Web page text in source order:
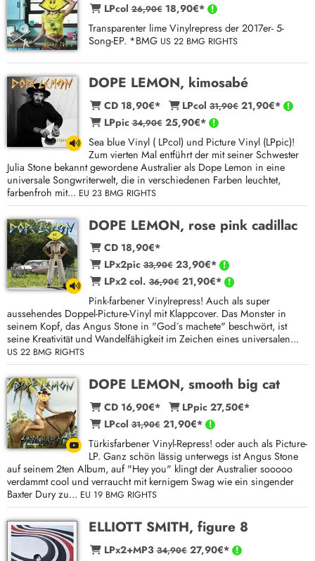
LPcol26,90€18,90€*
Transparenter lime Vinylrepress der 2017er- 5-
Song-EP. *BMG US 22 BMG RIGHTS
DOPE LEMON, kimosabé
CD 18,90€* LPcol 31,90€ 21,90€*
LPpic34,90€25,90€*
Sea blue Vinyl ( LPcol) und Picture Vinyl (LPpic)!
Zum vierten Mal entführt der mit seiner Schwester
Julia Stone bekannt gewordene Australier als Dope Lemon in eine
universale Songwriterwelt, die in verschiedenen Farben leuchtet,
farbenfroh mit... EU 23 BMG RIGHTS
DOPE LEMON, rose pink cadillac
CD 18,90€*
LPx2pic33,90€23,90€*
LPx2 col.36,90€21,90€*
Pink-farbener Vinylrepress! Auch als super
aussehendes Doppel-Picture-Vinyl mit Klappcover. Das Monster in
seinem Kopf, das Angus Stone in "God´s machete" beschwört, ist
seine Kreativität und Wandelfähigkeit im Zeichen eines universalen...
US 22 BMG RIGHTS
DOPE LEMON, smooth big cat
CD 16,90€*
LPpic 27,50€*
LPcol31,90€21,90€*
Türkisfarbener Vinyl-Repress! oder auch als Picture-
LP. Ganz schön lässig unterwegs ist Angus Stone
auf seinem 2ten Album, auf "Hey you" klingt der Australier sooooo
verdammt cool und verraucht mit kernigem Swag wie ein singender
Baxter Dury zu... EU 19 BMG RIGHTS
ELLIOTT SMITH, figure 8
LPx2+MP334,90€27,90€*